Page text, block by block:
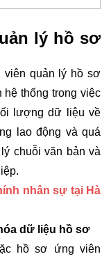
lý hồ sơ
viên quản lý hồ sơ
thống trong việc
lượng dữ liệu về
lao động và quá
chuỗi văn bản và
nhân sự tại Hà
dữ liệu hồ sơ
hồ sơ ứng viên